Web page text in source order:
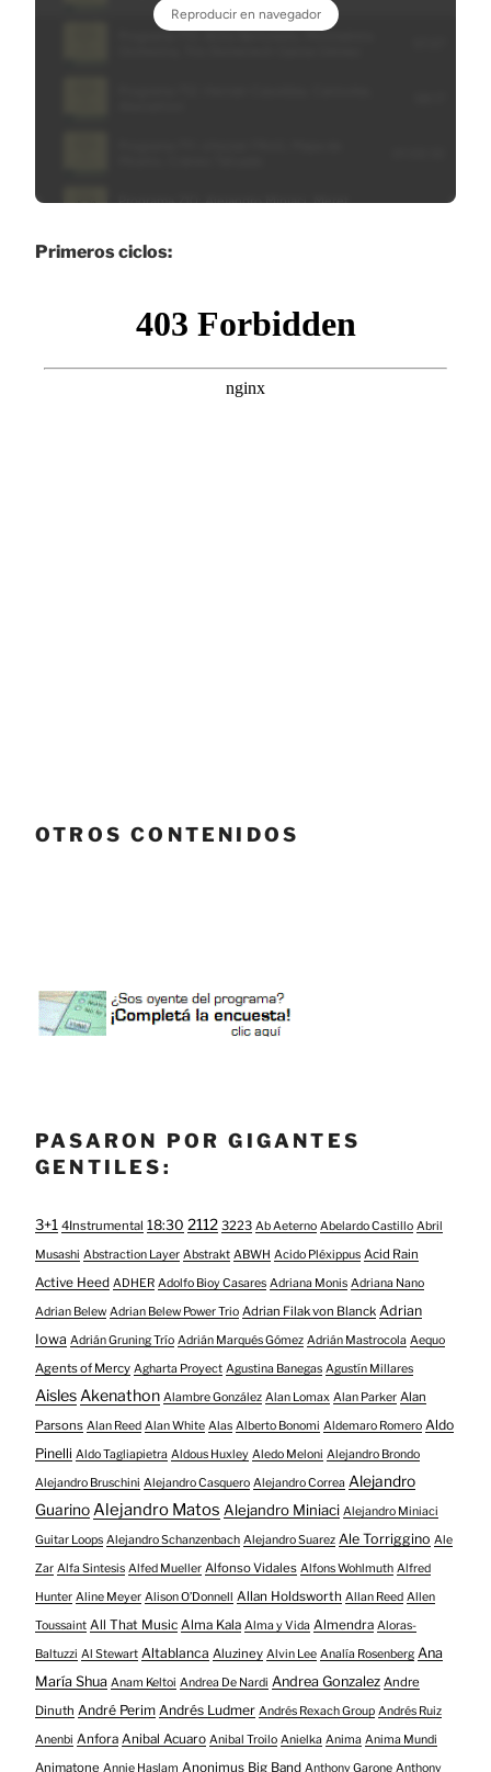
Primeros ciclos:
OTROS CONTENIDOS
PASARON POR GIGANTES
GENTILES:
3+1 4Instrumental 18:30 2112 3223 Ab Aeterno Abelardo Castillo Abril
Musashi Abstraction Layer Abstrakt ABWH Acido Pléxippus Acid Rain
Active Heed ADHER Adolfo Bioy Casares Adriana Monis Adriana Nano
Adrian Belew Adrian Belew Power Trio Adrian Filak von Blanck Adrian
Iowa Adrián Gruning Trío Adrián Marqués Gómez Adrián Mastrocola Aequo
Agents of Mercy Agharta Proyect Agustina Banegas Agustín Millares
Aisles Akenathon Alambre González Alan Lomax Alan Parker Alan
Parsons Alan Reed Alan White Alas Alberto Bonomi Aldemaro Romero Aldo
Pinelli Aldo Tagliapietra Aldous Huxley Aledo Meloni Alejandro Brondo
Alejandro Bruschini Alejandro Casquero Alejandro Correa Alejandro
Guarino Alejandro Matos Alejandro Miniaci Alejandro Miniaci
Guitar Loops Alejandro Schanzenbach Alejandro Suarez Ale Torriggino Ale
Zar Alfa Sintesis Alfed Mueller Alfonso Vidales Alfons Wohlmuth Alfred
Hunter Aline Meyer Alison O​’​Donnell Allan Holdsworth Allan Reed Allen
Toussaint All That Music Alma Kala Alma y Vida Almendra Aloras-
Baltuzzi Al Stewart Altablanca Aluziney Alvin Lee Analía Rosenberg Ana
María Shua Anam Keltoi Andrea De Nardi Andrea Gonzalez Andre
Dinuth André Perim Andrés Ludmer Andrés Rexach Group Andrés Ruiz
Anenbi Anfora Anibal Acuaro Anibal Troilo Anielka Anima Anima Mundi
Animatone Annie Haslam Anonimus Big Band Anthony Garone Anthony